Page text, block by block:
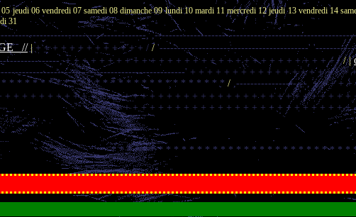
05jeudi 06 vendredi 07samedi 08dimanche 09lundi 10 mardi 11mercredi 12jeudi 13 vendredi 14
31
,
// | + + + + + + + + + + + + + / / '------------------------------------------'
,+ + + + + + + + + + + + + + + + + + + + + + + + + + + + + + + + // |
' + + + + + + + + + + + + + + + + + + +
* * * * * * * * * * * * * * * * * * * * * * * * * * * * / ,--------------------,+ + + + +
+ + + + + + + + + + + + + + + + + + + + + + + + + + + + + + + + + + + + + + + +
+ + + + + + + + + + + + + + + + + + + + + + + + + + + + + +
* * * * * * * * * * * * * * * * * * * * * * * * * * * * * *